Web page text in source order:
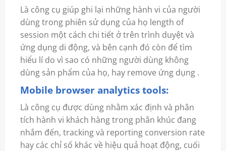
Là công cụ giúp ghi lại những hành vi của người
dùng trong phiên sử dụng của họ length of
session một cách chi tiết ở trên trình duyệt và
ứng dụng di động, và bên cạnh đó còn để tìm
hiểu lí do vì sao có những người dùng không
dùng sản phẩm của họ, hay remove ứng dụng .
Mobile browser analytics tools:
Là công cụ được dùng nhằm xác định và phân
tích hành vi khách hàng trong phân khúc đang
nhắm đến, tracking và reporting conversion rate
hay các chỉ số khác về hiệu quả hoạt động, cuối